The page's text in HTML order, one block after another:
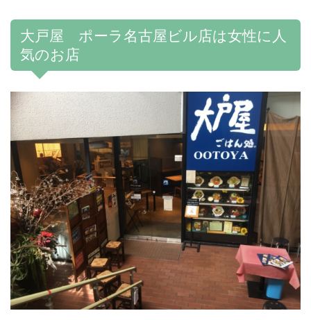
大戸屋 ポーラ名古屋ビル店は女性に人
気のお店